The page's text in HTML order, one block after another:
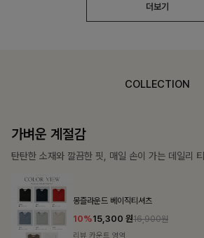
더보기
COLLECTION
가장 쉬운 코디
특별한 날부터 일상까지 함께하는 룩